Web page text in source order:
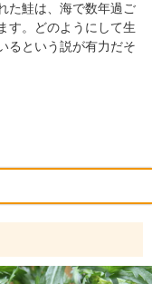
た鮭は、海で数年過ご
す。どのようにして生
るという説が有力だそ